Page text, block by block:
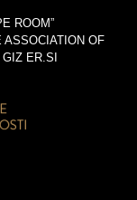
ROOM”
OF
ER.SI